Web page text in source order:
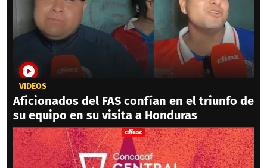
VIDEOS
Aficionados del FAS confían en el triunfo de
su equipo en su visita a Honduras